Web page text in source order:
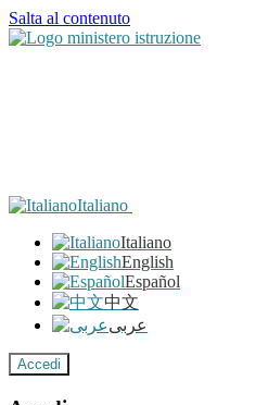
Salta al contenuto
Italiano
Italiano
English
Español
中文
عربى
Accedi